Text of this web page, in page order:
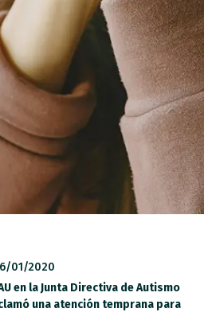
01/2020
en la Junta Directiva de Autismo
una atención temprana para